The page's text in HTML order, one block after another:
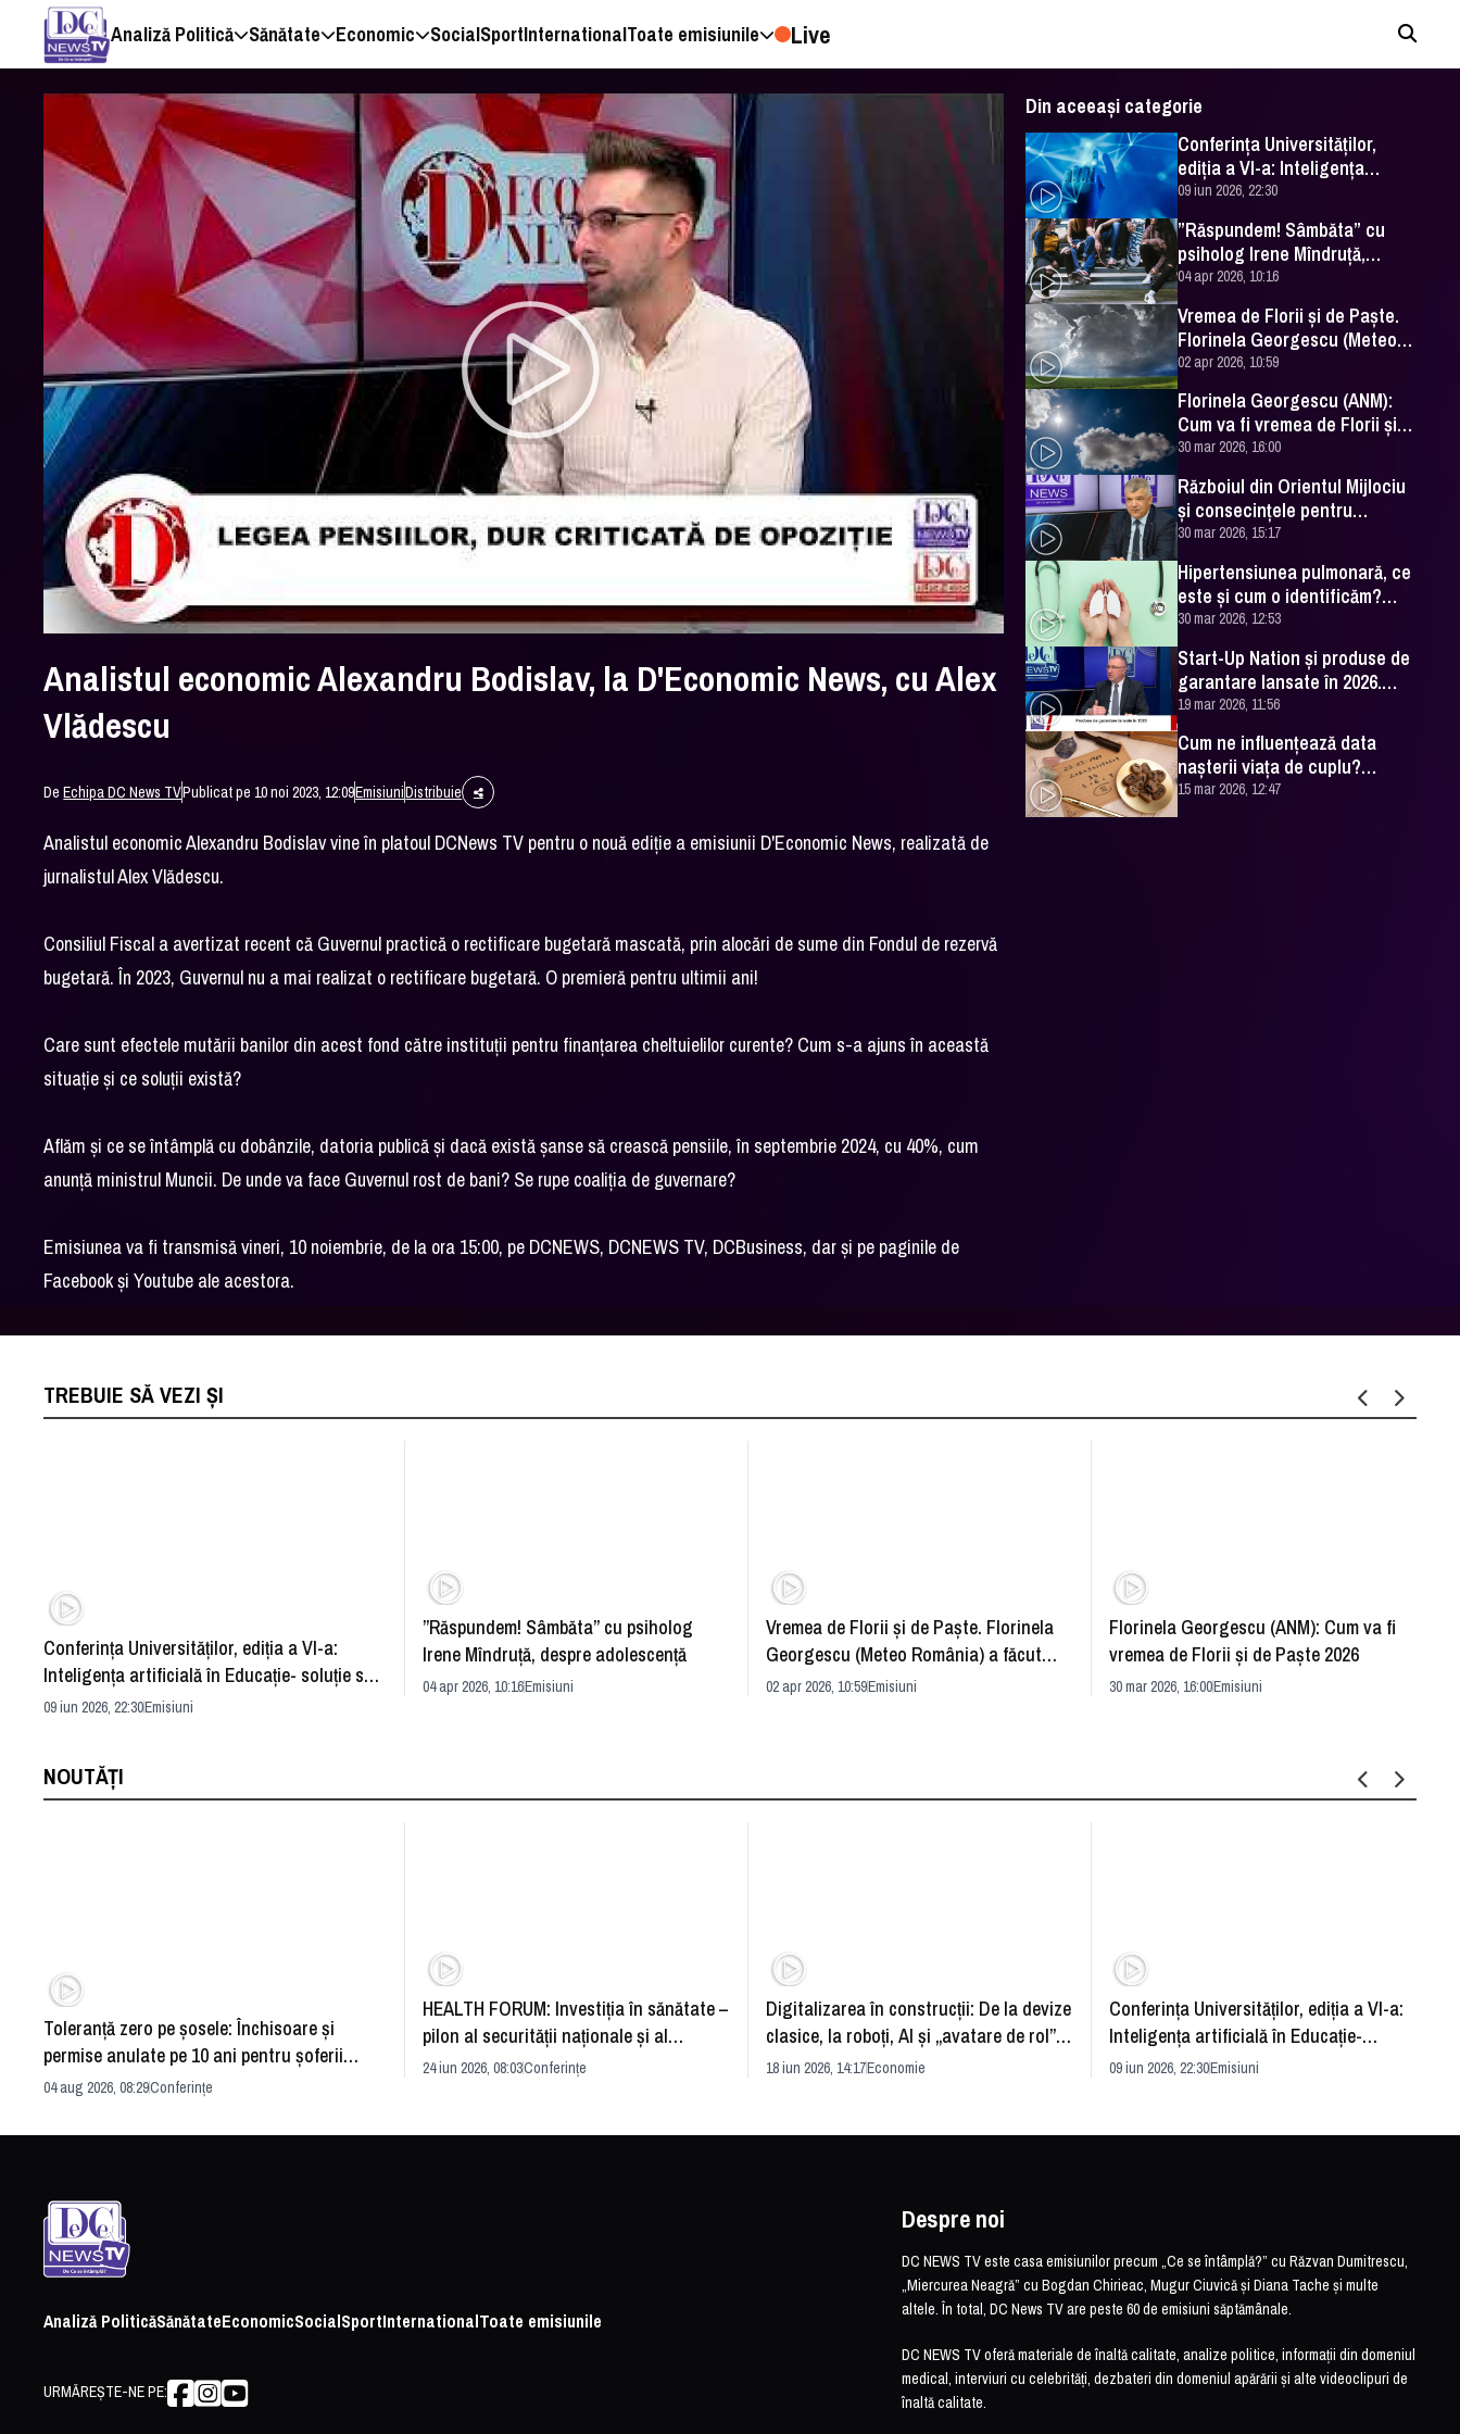
Analiză Politică Sănătate Economic SocialSportInternationalToate emisiunile Live
Analistul economic Alexandru Bodislav, la D'Economic News, cu Alex
Vlădescu
DeEchipa DC News TVPublicat pe 10 noi 2023, 12:09EmisiuniDistribuie
Analistul economic Alexandru Bodislav vine în platoul DCNews TV pentru o nouă ediție a emisiunii D'Economic News, realizată de
jurnalistul Alex Vlădescu.
Consiliul Fiscal a avertizat recent că Guvernul practică o rectificare bugetară mascată, prin alocări de sume din Fondul de rezervă
bugetară. În 2023, Guvernul nu a mai realizat o rectificare bugetară. O premieră pentru ultimii ani!
Care sunt efectele mutării banilor din acest fond către instituții pentru finanțarea cheltuielilor curente? Cum s-a ajuns în această
situație și ce soluții există?
Aflăm și ce se întâmplă cu dobânzile, datoria publică și dacă există șanse să crească pensiile, în septembrie 2024, cu 40%, cum
anunță ministrul Muncii. De unde va face Guvernul rost de bani? Se rupe coaliția de guvernare?
Emisiunea va fi transmisă vineri, 10 noiembrie, de la ora 15:00, pe DCNEWS, DCNEWS TV, DCBusiness, dar şi pe paginile de
Facebook şi Youtube ale acestora.
Din aceeași categorie
Conferința Universităților,
ediția a VI-a: Inteligența
artificială în Educație- soluție
sau problemă?
09 iun 2026, 22:30
”Răspundem! Sâmbăta” cu
psiholog Irene Mîndruță,
despre adolescență
04 apr 2026, 10:16
Vremea de Florii și de Paște.
Florinela Georgescu (Meteo
România) a făcut prognoza
02 apr 2026, 10:59
Florinela Georgescu (ANM):
Cum va fi vremea de Florii și
de Paște 2026
30 mar 2026, 16:00
Războiul din Orientul Mijlociu
și consecințele pentru
România. Excelența Sa Ovidiu
Dranga, interviu
30 mar 2026, 15:17
Hipertensiunea pulmonară, ce
este și cum o identificăm?
Explicațiile unui medic
specialist
30 mar 2026, 12:53
Start-Up Nation și produse de
garantare lansate în 2026.
Cătălin Leonte (FNGCIMM), la
DC News
19 mar 2026, 11:56
Cum ne influențează data
nașterii viața de cuplu?
Numerologul Romeo Popescu
are explicațiile
15 mar 2026, 12:47
TREBUIE SĂ VEZI ȘI
Conferința Universităților, ediția a VI-a:
Inteligența artificială în Educație- soluție sau
problemă?
09 iun 2026, 22:30Emisiuni
”Răspundem! Sâmbăta” cu psiholog
Irene Mîndruță, despre adolescență
04 apr 2026, 10:16Emisiuni
Vremea de Florii și de Paște. Florinela
Georgescu (Meteo România) a făcut
prognoza
02 apr 2026, 10:59Emisiuni
Florinela Georgescu (ANM): Cum va fi
vremea de Florii și de Paște 2026
30 mar 2026, 16:00Emisiuni
NOUTĂȚI
Toleranță zero pe șosele: Închisoare și
permise anulate pe 10 ani pentru șoferii
iresponsabili
04 aug 2026, 08:29Conferințe
HEALTH FORUM: Investiția în sănătate –
pilon al securității naționale și al
dezvoltării economice
24 iun 2026, 08:03Conferințe
Digitalizarea în construcții: De la devize
clasice, la roboți, AI și „avatare de rol”.
România și redefinirea industriei
18 iun 2026, 14:17Economie
Conferința Universităților, ediția a VI-a:
Inteligența artificială în Educație-
soluție sau problemă?
09 iun 2026, 22:30Emisiuni
Analiză PoliticăSănătateEconomicSocialSportInternationalToate emisiunile
URMĂREȘTE-NE PE:
Despre noi
DC NEWS TV este casa emisiunilor precum „Ce se întâmplă?” cu Răzvan Dumitrescu,
„Miercurea Neagră” cu Bogdan Chirieac, Mugur Ciuvică și Diana Tache și multe
altele. În total, DC News TV are peste 60 de emisiuni săptămânale.
DC NEWS TV oferă materiale de înaltă calitate, analize politice, informații din domeniul
medical, interviuri cu celebrități, dezbateri din domeniul apărării și alte videoclipuri de
înaltă calitate.